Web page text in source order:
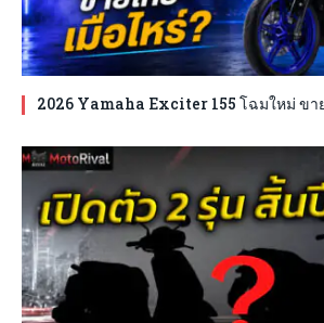
2026 Yamaha Exciter 155 โฉมใหม่ ขา